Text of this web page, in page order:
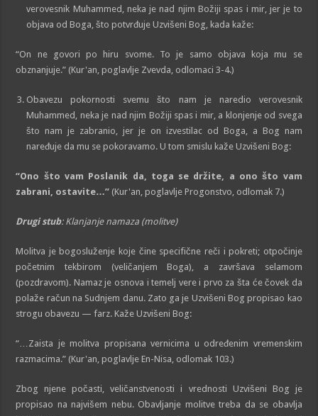
verovesnik Muhammed, neka je nad njim Božiji spas i mir, jer je to
objava od Boga, što potvrđuje Uzvišeni Bog, kada kaže:
“On ne govori po hiru svome. To je samo objava koja mu se
obznanjuje.” (Kur'an, poglavlje Zvevda, odlomaci 3-4.)
Obavezu pokornosti svemu što nam je naredio verovesnik
Muhammed, neka je nad njim Božiji spas i mir, a klonjenje od svega
što nam je zabranio, jer je on izvestilac od Boga, a Bog nam
naređuje da mu se pokoravamo. U tom smislu kaže Uzvišeni Bog:
“Ono što vam Poslanik da, toga se držite, a ono što vam
zabrani, ostavite…” (Kur'an, poglavlje Progonstvo, odlomak 7.)
Drugi stub: Klanjanje namaza (molitve)
Molitva je bogosluženje koje čine specifične reči i pokreti; otpočinje
početnim tekbirom (veličanjem Boga), a završava selamom
(pozdravom). Namaz je osnova i temelj vere i prvo za šta će čovek da
polaže račun na Sudnjem danu. Zato ga je Uzvišeni Bog propisao kao
strogu obavezu — farz. Kaže Uzvišeni Bog:
“…Zaista je molitva propisana vernicima u određenim vremenskim
razmacima.” (Kur'an, poglavlje En-Nisa, odlomak 103.)
Zbog njene počasti, veličanstvenosti i vrednosti Uzvišeni Bog je
propisao na najvišem nebu. Obavljanje molitve treba da se obavlja